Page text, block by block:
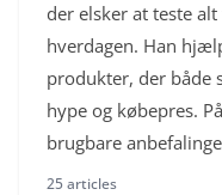
der elsker at teste
hverdagen. Han
produkter, der både
hype og købepres.
brugbare
25 articles